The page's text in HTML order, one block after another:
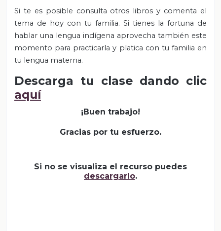
Si te es posible consulta otros libros y comenta el
tema de hoy con tu familia. Si tienes la fortuna de
hablar una lengua indígena aprovecha también este
momento para practicarla y platica con tu familia en
tu lengua materna.
Descarga tu clase dando clic
aquí
¡Buen trabajo!
Gracias por tu esfuerzo.
Si no se visualiza el recurso puedes
descargarlo.